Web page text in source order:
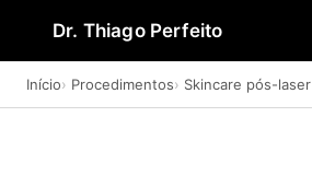
Dr. Thiago Perfeito
Início Procedimentos Skincare pós-laser